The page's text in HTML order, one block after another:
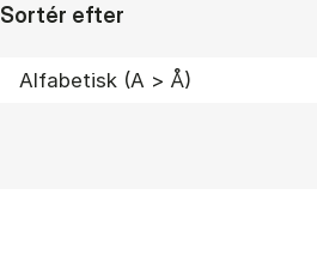
Sortér efter